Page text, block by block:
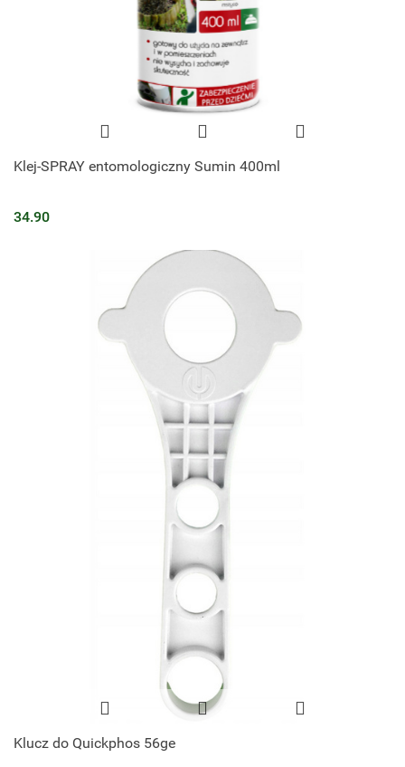
Klej-SPRAY entomologiczny Sumin 400ml
34.90
Klucz do Quickphos 56ge